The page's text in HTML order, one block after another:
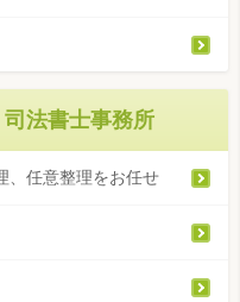
法書士事務所
、任意整理をお任せ